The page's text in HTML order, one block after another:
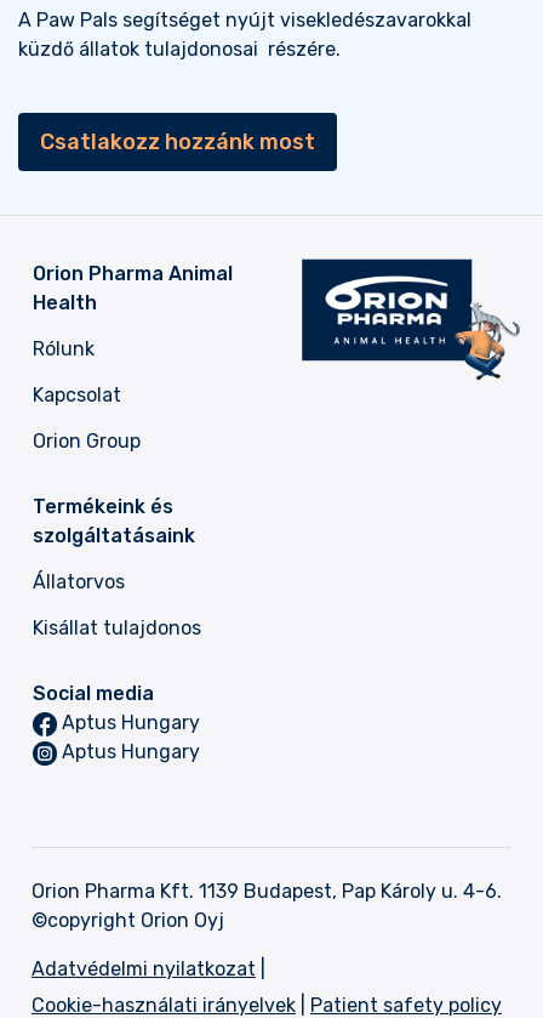
A Paw Pals segítséget nyújt visekledészavarokkal
küzdő állatok tulajdonosai részére.
Csatlakozz hozzánk most
Orion Pharma Animal
Health
Rólunk
Kapcsolat
Orion Group
Termékeink és
szolgáltatásaink
Állatorvos
Kisállat tulajdonos
Social media
Aptus Hungary
Aptus Hungary
Orion Pharma Kft. 1139 Budapest, Pap Károly u. 4-6.
©copyright Orion Oyj
Adatvédelmi nyilatkozat
Cookie-használati irányelvek
Patient safety policy